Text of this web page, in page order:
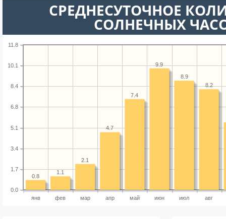
СРЕДНЕСУТОЧНОЕ
СОЛНЕЧНЫХ
янв фев мар апр май июн июл авг
0.0
1.7
3.4
5.1
6.8
8.4
10.1
11.8
8.2
8.9
9.9
7.4
4.7
2.1
1.1
0.8